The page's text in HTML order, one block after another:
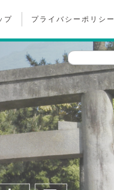
プ プライバシーポリシー